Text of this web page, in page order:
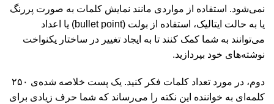
نمی‌شود. استفاده از مواردی مانند نمایش کلمات به صورت پررنگ
یا به حالت ایتالیک، استفاده از بولت (bullet point) یا اعداد
می‌توانند به شما کمک کنند تا به ایجاد تغییر در ساختار یکنواخت
نوشته‌های خود بپردازید.
دوم، در مورد تعداد کلمات فکر کنید. یک پست خلاصه شده‌ی ۲۵۰
کلمه‌ای به خواننده این نکته را می‌رساند که شما حرف زیادی برای